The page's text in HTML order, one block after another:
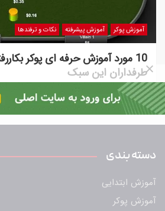
آموزش پوکر آموزش پیشرفته نکات و ترفندها
10 مورد آموزش حرفه ای پوکر
طرفداران این سبک
5 سال ago پوکرستان
دسته بندی
آموزش ابتدایی
آموزش پوکر